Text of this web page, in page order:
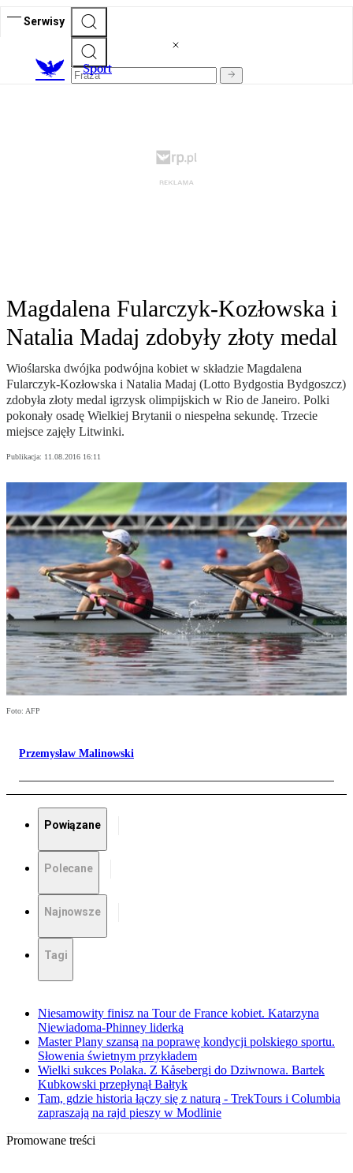
Serwisy
Sport
Magdalena Fularczyk-Kozłowska i
Natalia Madaj zdobyły złoty medal
Wioślarska dwójka podwójna kobiet w składzie Magdalena
Fularczyk-Kozłowska i Natalia Madaj (Lotto Bydgostia Bydgoszcz)
zdobyła złoty medal igrzysk olimpijskich w Rio de Janeiro. Polki
pokonały osadę Wielkiej Brytanii o niespełna sekundę. Trzecie
miejsce zajęły Litwinki.
Publikacja: 11.08.2016 16:11
Foto: AFP
Przemysław Malinowski
Powiązane
Polecane
Najnowsze
Tagi
Niesamowity finisz na Tour de France kobiet. Katarzyna
Niewiadoma-Phinney liderką
Master Plany szansą na poprawę kondycji polskiego sportu.
Słowenia świetnym przykładem
Wielki sukces Polaka. Z Kåsebergi do Dziwnowa. Bartek
Kubkowski przepłynął Bałtyk
Tam, gdzie historia łączy się z naturą - TrekTours i Columbia
zapraszają na rajd pieszy w Modlinie
Promowane treści